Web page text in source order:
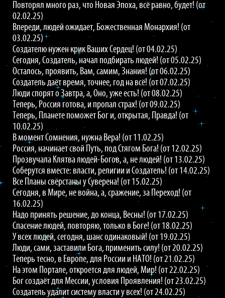
Повторял много раз, что Новая Эпоха, всё равно, будет! (от
02.02.25)
Впереди, людей ожидает, Божественная Монархия! (от
03.02.25)
Создателю нужен крик Ваших Сердец! (от 04.02.25)
Сегодня, Создатель, начал подбирать людей! (от 05.02.25)
Осталось, проявить, Вам, самим, Знания! (от 06.02.25)
Создатель даёт время, точнее, год на всё! (от 07.02.25)
Люди спорят о Завтра, а, Оно, уже есть! (от 08.02.25)
Теперь, Россия готова, и пропал страх! (от 09.02.25)
Теперь, Планете поможет Бог и, открытая, Правда! (от
10.02.25)
В момент Сомнения, нужна Вера! (от 11.02.25)
Россия, начинает свой Путь, под Стягом Бога! (от 12.02.25)
Прозвучала Клятва людей-Богов, а, не людей! (от 13.02.25)
Соберутся вместе: власти, религии и Создатель! (от 14.02.25)
Все Планы свёрстаны у Суверена! (от 15.02.25)
Сегодня, в Мире, не война, а, сражение, за Переход! (от
16.02.25)
Надо принять решение, до конца, Весны! (от 17.02.25)
Спасение людей, повторяю, только в Боге! (от 18.02.25)
У всех людей, сегодня, шанс одинаковый! (от 19.02.25)
Люди, сами, заставили Бога, применить силу! (от 20.02.25)
Теперь тесно, в Европе, для России и НАТО! (от 21.02.25)
На этом Портале, откроется для людей, Мир! (от 22.02.25)
Бог создаёт для Мессии, условия Проявления! (от 23.02.25)
Создатель удалит систему власти у всех! (от 24.02.25)